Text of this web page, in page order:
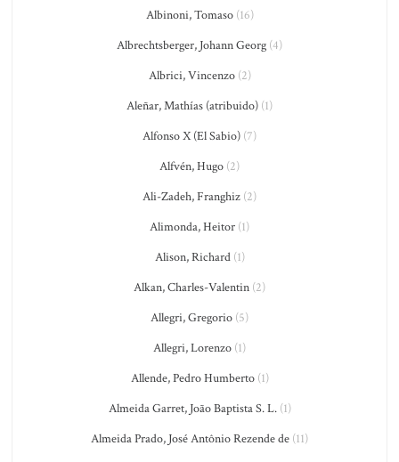
Albinoni, Tomaso(16)
Albrechtsberger, Johann Georg (4)
Albrici, Vincenzo(2)
Aleñar, Mathías (atribuido) (1)
Alfonso X (El Sabio) (7)
Alfvén, Hugo (2)
Ali-Zadeh, Franghiz (2)
Alimonda, Heitor (1)
Alison, Richard(1)
Alkan, Charles-Valentin (2)
Allegri, Gregorio (5)
Allegri, Lorenzo (1)
Allende, Pedro Humberto(1)
Almeida Garret, João Baptista S. L.(1)
Almeida Prado, José Antônio Rezende de (11)